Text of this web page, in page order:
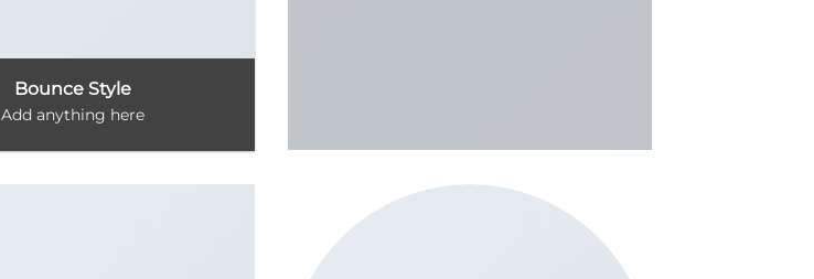
Bounce Style
Add anything here